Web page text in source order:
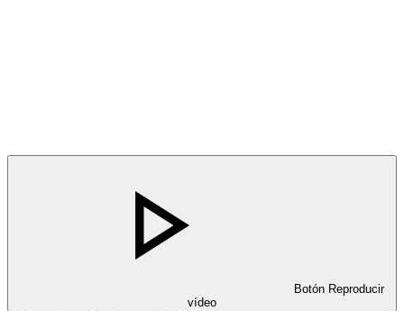
Botón Reproducir
vídeo